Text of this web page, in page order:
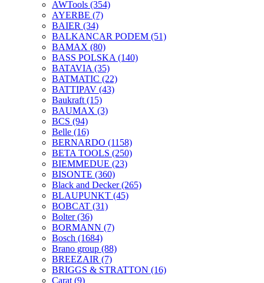
AWTools (354)
AYERBE (7)
BAIER (34)
BALKANCAR PODEM (51)
BAMAX (80)
BASS POLSKA (140)
BATAVIA (35)
BATMATIC (22)
BATTIPAV (43)
Baukraft (15)
BAUMAX (3)
BCS (94)
Belle (16)
BERNARDO (1158)
BETA TOOLS (250)
BIEMMEDUE (23)
BISONTE (360)
Black and Decker(265)
BLAUPUNKT (45)
BOBCAT (31)
Bolter(36)
BORMANN (7)
Bosch (1684)
Brano group (88)
BREEZAIR (7)
BRIGGS & STRATTON (16)
Carat (9)